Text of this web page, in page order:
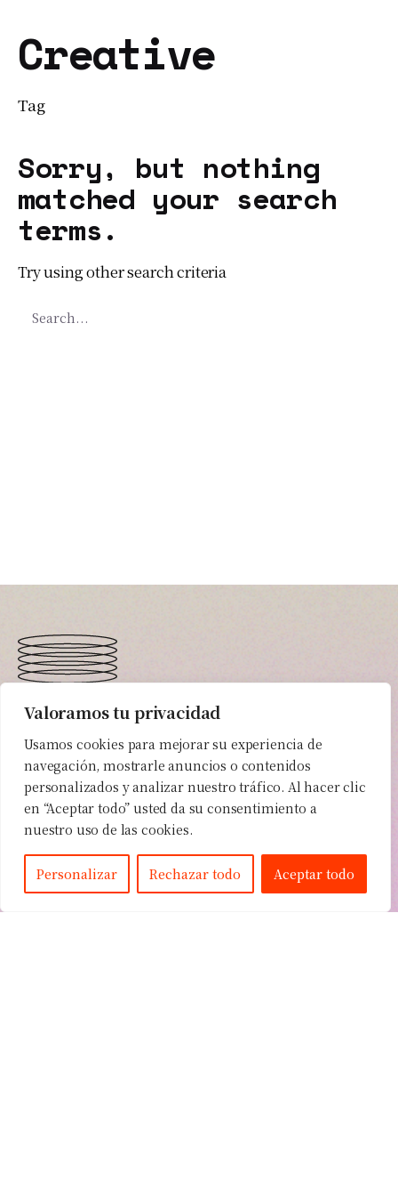
Valoramos tu privacidad
Usamos cookies para mejorar su experiencia de
navegación, mostrarle anuncios o contenidos
personalizados y analizar nuestro tráfico. Al hacer clic
en “Aceptar todo” usted da su consentimiento a
nuestro uso de las cookies.
Personalizar Rechazar todo Aceptar todo
Creative
Tag
Sorry, but nothing
matched your search
terms.
Try using other search criteria
for
En Eloraposttu proyecto
siempre
va a ser el
másimportante.
Háblanos sobre tu proyecto